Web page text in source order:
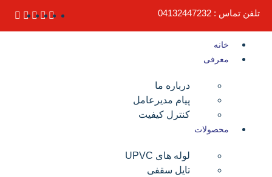
تلفن تماس : 04132447232
خانه
معرفی
درباره ما
پیام مدیرعامل
کنترل کیفیت
محصولات
لوله های UPVC
تایل سقفی